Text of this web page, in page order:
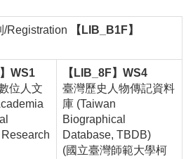
/Registration 【LIB_B1F】
WS1
位人文
【LIB_8F】WS4
臺灣歷史人物傳記資料
庫 (Taiwan
Biographical
Database, TBDB)
(國立臺灣師範大學柯